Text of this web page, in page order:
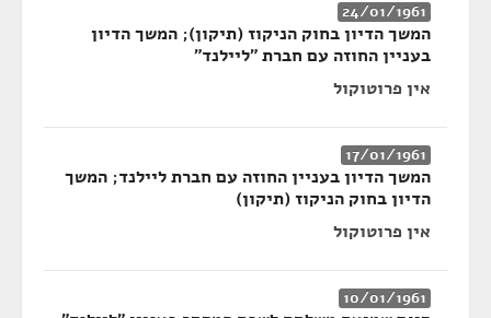
24/01/1961
המשך הדיון בחוק הניקוז (תיקון); המשך הדיון
בעניין החוזה עם חברת "ליילנד"
אין פרוטוקול
17/01/1961
המשך הדיון בעניין החוזה עם חברת ליילנד; המשך
הדיון בחוק הניקוז (תיקון)
אין פרוטוקול
10/01/1961